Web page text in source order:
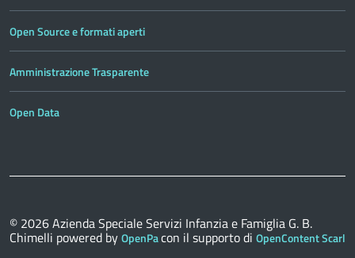
Open Source e formati aperti
Amministrazione Trasparente
Open Data
© 2026Azienda Speciale Servizi Infanzia e Famiglia G. B.
Chimelli powered byOpenPacon il supporto di OpenContent Scarl